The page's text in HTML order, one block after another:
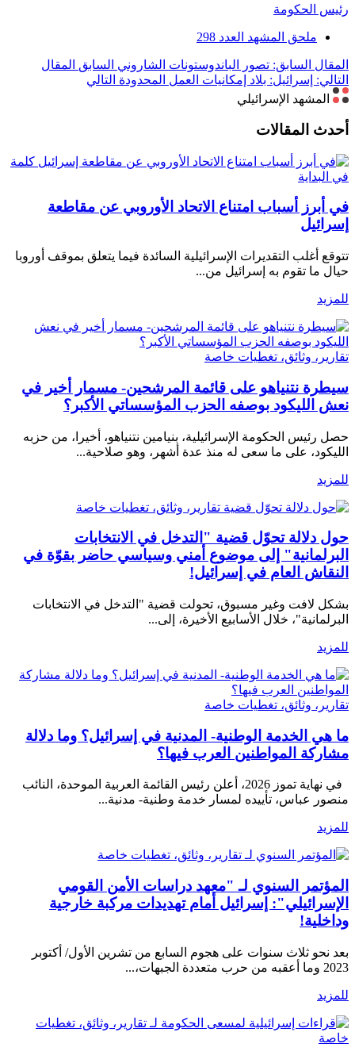
رئيس الحكومة
ملحق المشهد العدد 298
المقال السابق: تصور الباندوستونات الشاروني السابق المقال
التالي: إسرائيل: بلاد إمكانيات العمل المحدودة التالي
المشهد الإسرائيلي
أحدث المقالات
كلمة
في البداية
في أبرز أسباب امتناع الاتحاد الأوروبي عن مقاطعة
إسرائيل
تتوقع أغلب التقديرات الإسرائيلية السائدة فيما يتعلق بموقف أوروبا
حيال ما تقوم به إسرائيل من...
للمزيد
تقارير، وثائق، تغطيات خاصة
سيطرة نتنياهو على قائمة المرشحين- مسمار أخير في
نعش الليكود بوصفه الحزب المؤسساتي الأكبر؟
حصل رئيس الحكومة الإسرائيلية، بنيامين نتنياهو، أخيرا، من حزبه
الليكود، على ما سعى له منذ عدة أشهر، وهو صلاحية...
للمزيد
تقارير، وثائق، تغطيات خاصة
حول دلالة تحوّل قضية "التدخل في الانتخابات
البرلمانية" إلى موضوع أمني وسياسي حاضر بقوّة في
النقاش العام في إسرائيل!
بشكل لافت وغير مسبوق، تحولت قضية "التدخل في الانتخابات
البرلمانية"، خلال الأسابيع الأخيرة، إلى...
للمزيد
تقارير، وثائق، تغطيات خاصة
ما هي الخدمة الوطنية- المدنية في إسرائيل؟ وما دلالة
مشاركة المواطنين العرب فيها؟
في نهاية تموز 2026، أعلن رئيس القائمة العربية الموحدة، النائب
منصور عباس، تأييده لمسار خدمة وطنية- مدنية...
للمزيد
تقارير، وثائق، تغطيات خاصة
المؤتمر السنوي لـ "معهد دراسات الأمن القومي
الإسرائيلي": إسرائيل أمام تهديدات مركبة خارجية
وداخلية!
بعد نحو ثلاث سنوات على هجوم السابع من تشرين الأول/ أكتوبر
2023 وما أعقبه من حرب متعددة الجبهات،...
للمزيد
تقارير، وثائق، تغطيات
خاصة